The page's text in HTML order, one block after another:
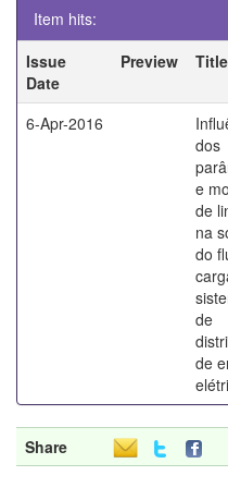
Item hits:
Issue
Date
Preview Title
6-Apr-2016
dos
e
de
na
do
de
de
Share